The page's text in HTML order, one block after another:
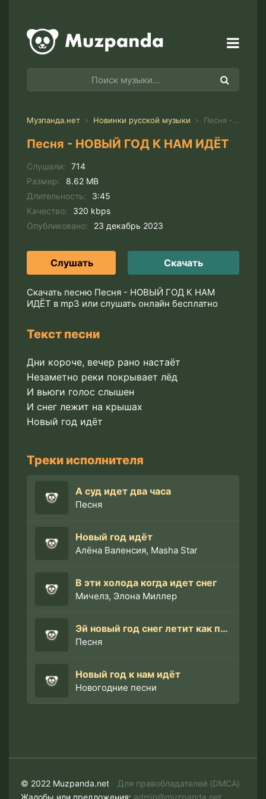
Музпанда.нет Новинки русской музыки Песня - НОВЫЙ ГОД К НАМ ИДЁТ
Песня - НОВЫЙ ГОД К НАМ ИДЁТ
Слушали:
714
Размер:
8.62 MB
Длительность:
3:45
Качество:
320 kbps
Опубликовано:
23 декабрь 2023
Слушать Скачать
Скачать песню Песня - НОВЫЙ ГОД К НАМ
ИДЁТ в mp3 или слушать онлайн бесплатно
Текст песни
Дни короче, вечер рано настаёт
Незаметно реки покрывает лёд
И вьюги голос слышен
И снег лежит на крышах
Новый год идёт
Треки исполнителя
А суд идет два часа
Песня
Новый год идёт
Алёна Валенсия, Masha Star
В эти холода когда идет снег
Мичелз, Элона Миллер
Эй новый год снег летит как птичья стая remix
Песня
Новый год к нам идёт
Новогодние песни
© 2022 Muzpanda.net
Для правобладателей (DMCA)
Жалобы или предложения: admin@muzpanda.net